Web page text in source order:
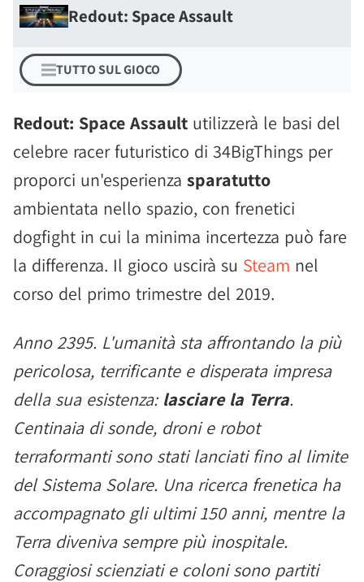
Redout: Space Assault
TUTTO SUL GIOCO
Redout: Space Assault utilizzerà le basi del
celebre racer futuristico di 34BigThings per
proporci un'esperienza sparatutto
ambientata nello spazio, con frenetici
dogfight in cui la minima incertezza può fare
la differenza. Il gioco uscirà su Steam nel
corso del primo trimestre del 2019.
Anno 2395. L'umanità sta affrontando la più
pericolosa, terrificante e disperata impresa
della sua esistenza: lasciare la Terra.
Centinaia di sonde, droni e robot
terraformanti sono stati lanciati fino al limite
del Sistema Solare. Una ricerca frenetica ha
accompagnato gli ultimi 150 anni, mentre la
Terra diveniva sempre più inospitale.
Coraggiosi scienziati e coloni sono partiti